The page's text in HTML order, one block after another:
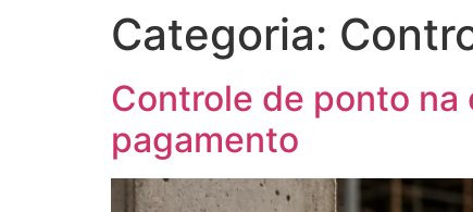
Categoria:
Controle de ponto
pagamento